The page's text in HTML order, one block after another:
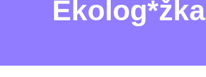
Ekolog*žka